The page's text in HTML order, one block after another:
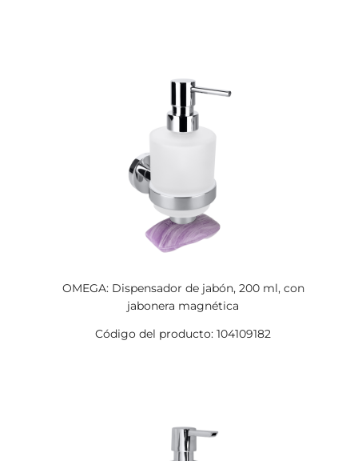
OMEGA: Dispensador de jabón, 200 ml, con
jabonera magnética
Código del producto: 104109182